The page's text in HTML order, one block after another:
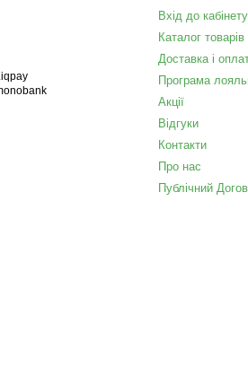
Вхід до кабінету
Каталог товарів
Доставка і
Програма
Акції
Відгуки
Контакти
Про нас
Публічний